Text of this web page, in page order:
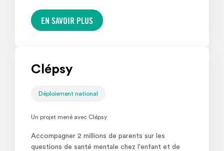
EN SAVOIR PLUS
Clépsy
Déploiement national
Un projet mené avec Clépsy
Accompagner 2 millions de parents sur les
questions de santé mentale chez l'enfant et de